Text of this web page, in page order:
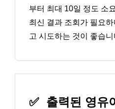
부터 최대 10일 정도 소
최신 결과 조회가 필요
고 시도하는 것이 좋습니
✅ 출력된 영유